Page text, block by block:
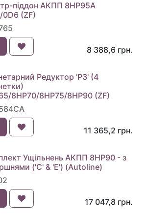
піддон АКПП 8HP95A
(ZF)
8 388,6 грн.
Редуктор 'P3' (4
8HP70/8HP75/8HP90 (ZF)
11 365,2 грн.
Ущільнень АКПП 8HP90 - з
('C' & 'E') (Autoline)
17 047,8 грн.